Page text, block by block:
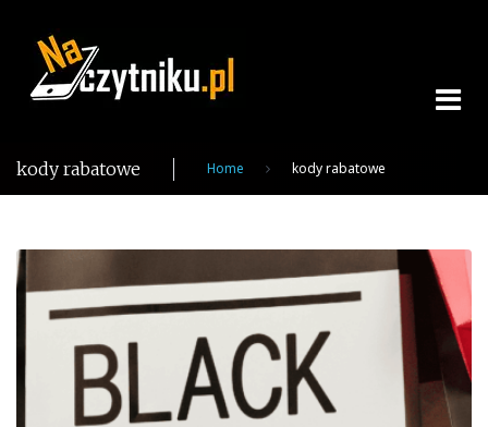
content
kody rabatowe Home kody rabatowe
Tag:
kody
rabatowe